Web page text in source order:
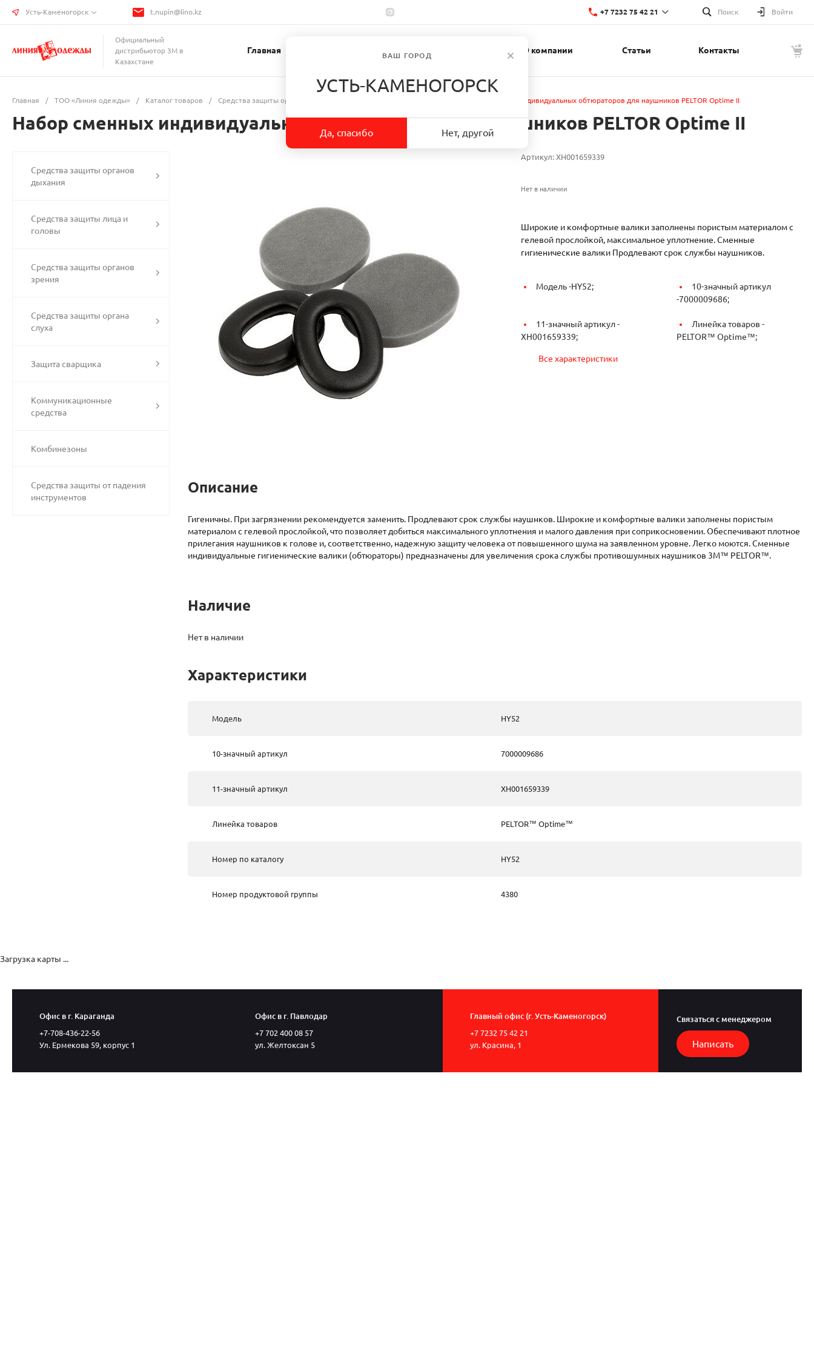
Усть-Каменогорск
ВАШ ГОРОД
УСТЬ-КАМЕНОГОРСК
Да, спасибо Нет, другой
t.nupin@lino.kz +7 7232 75 42 21
+7 7232 75 42 21
Поиск Войти
Официальный
дистрибьютор 3М в
Казахстане
Главная О компании Статьи Контакты
Главная / ТОО «Линия одежды» / Каталог товаров / Средства защиты органа слуха Набор сменных индивидуальных обтюраторов для наушников PELTOR Optime II
Набор сменных индивидуальных обтюраторов для наушников PELTOR Optime II
Средства защиты органов
дыхания
Средства защиты лица и
головы
Средства защиты органов
зрения
Средства защиты органа
слуха
Защита сварщика
Коммуникационные
средства
Комбинезоны
Средства защиты от падения
инструментов
Артикул: XH001659339
Нет в наличии
Широкие и комфортные валики заполнены пористым материалом с
гелевой прослойкой, максимальное уплотнение. Сменные
гигиенические валики Продлевают срок службы наушников.
Модель -HY52;
10-значный артикул
-7000009686;
11-значный артикул -
XH001659339;
Линейка товаров -
PELTOR™ Optime™;
Все характеристики
Описание
Гигеничны. При загрязнении рекомендуется заменить. Продлевают срок службы наушнков. Широкие и комфортные валики заполнены пористым
материалом с гелевой прослойкой, что позволяет добиться максимального уплотнения и малого давления при соприкосновении. Обеспечивают плотное
прилегания наушников к голове и, соответственно, надежную защиту человека от повышенного шума на заявленном уровне. Легко моются. Сменные
индивидуальные гигиенические валики (обтюраторы) предназначены для увеличения срока службы противошумных наушников 3M™ PELTOR™.
Наличие
Нет в наличии
Характеристики
Модель HY52
10-значный артикул 7000009686
11-значный артикул XH001659339
Линейка товаров PELTOR™ Optime™
Номер по каталогу HY52
Номер продуктовой группы 4380
Офис в г. Караганда
+7-708-436-22-56
Ул. Ермекова 59, корпус 1
Офис в г. Павлодар
+7 702 400 08 57
ул. Желтоксан 5
Главный офис (г. Усть-Каменогорск)
+7 7232 75 42 21
ул. Красина, 1
Связаться с менеджером
Написать
Загрузка карты ...